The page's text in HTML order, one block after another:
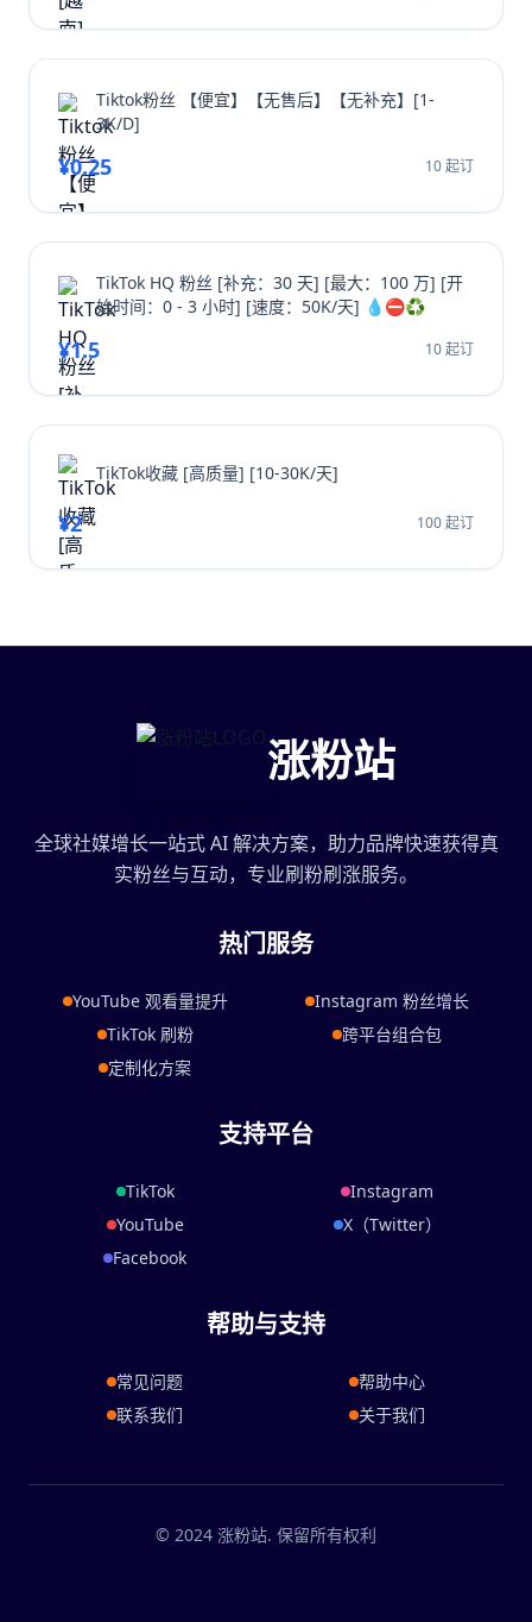
Tiktok粉丝 【便宜】【无售后】【无补充】[1-
3K/D]
¥0.25 10 起订
TikTok HQ 粉丝 [补充：30 天] [最大：100 万] [开
始时间：0 - 3 小时] [速度：50K/天] 💧⛔️♻️
¥1.5 10 起订
TikTok收藏 [高质量] [10-30K/天]
¥2 100 起订
涨粉站
全球社媒增长一站式 AI 解决方案，助力品牌快速获得真
实粉丝与互动，专业刷粉刷涨服务。
热门服务
YouTube 观看量提升
Instagram 粉丝增长
TikTok 刷粉
跨平台组合包
定制化方案
支持平台
TikTok
Instagram
YouTube
X（Twitter）
Facebook
帮助与支持
常见问题
帮助中心
联系我们
关于我们
© 2024 涨粉站. 保留所有权利